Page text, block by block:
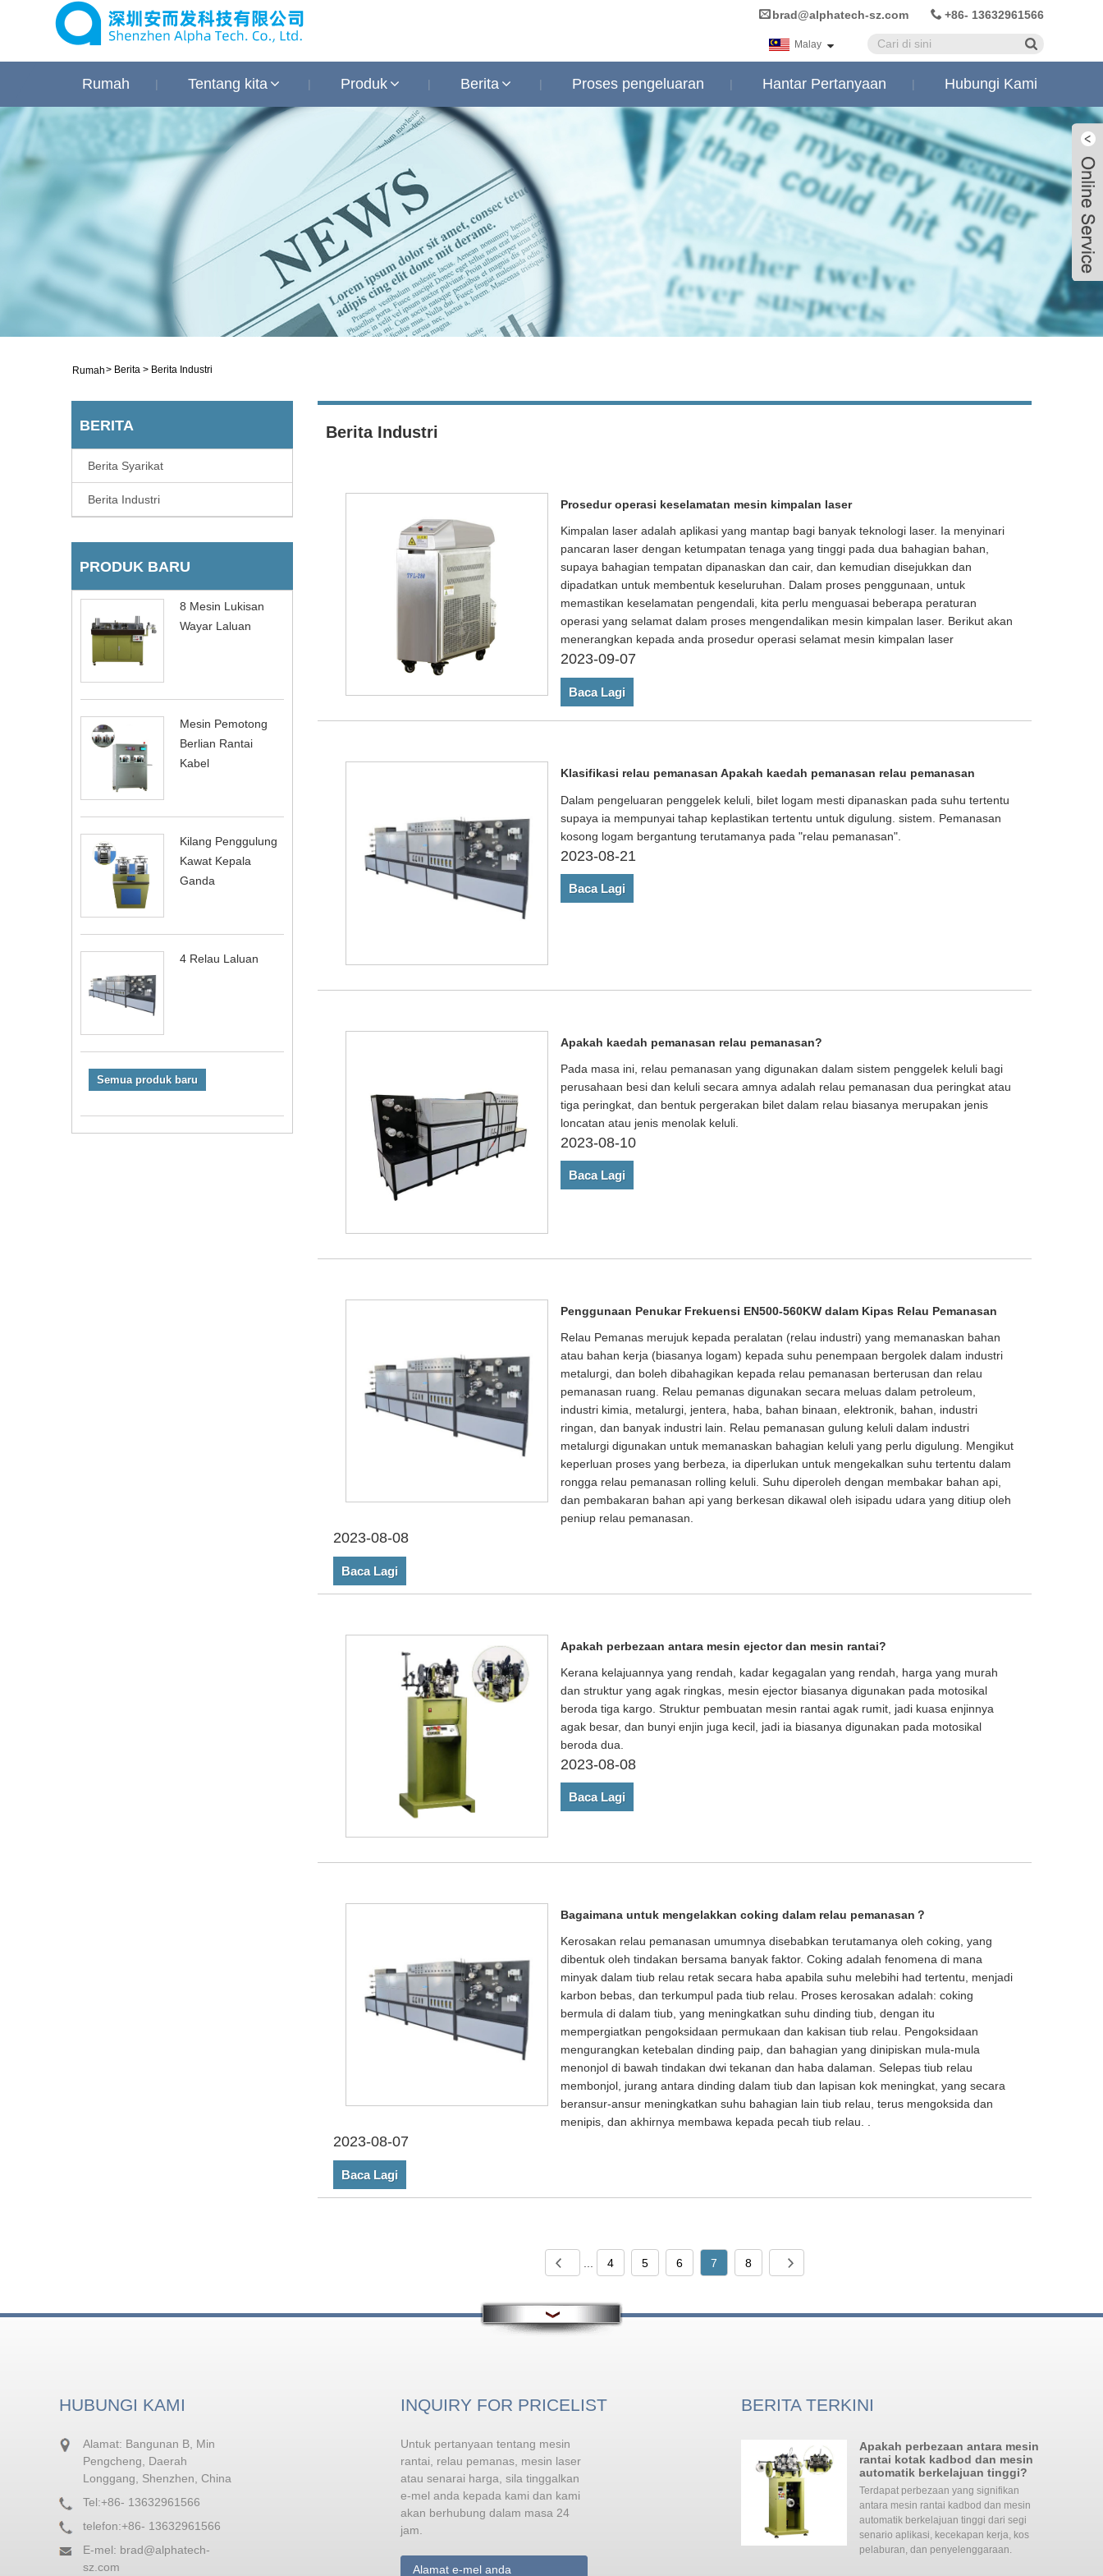
+86- 13632961566
brad@alphatech-sz.com
Malay
Rumah Tentang kita Produk Berita Proses pengeluaran Hantar Pertanyaan Hubungi Kami
Rumah> Berita > Berita Industri
BERITA
Berita Syarikat
Berita Industri
PRODUK BARU
8 Mesin Lukisan
Wayar Laluan
Mesin Pemotong
Berlian Rantai
Kabel
Kilang Penggulung
Kawat Kepala
Ganda
4 Relau Laluan
Semua produk baru
Berita Industri
Prosedur operasi keselamatan mesin kimpalan laser
Kimpalan laser adalah aplikasi yang mantap bagi banyak teknologi laser. Ia menyinari
pancaran laser dengan ketumpatan tenaga yang tinggi pada dua bahagian bahan,
supaya bahagian tempatan dipanaskan dan cair, dan kemudian disejukkan dan
dipadatkan untuk membentuk keseluruhan. Dalam proses penggunaan, untuk
memastikan keselamatan pengendali, kita perlu menguasai beberapa peraturan
operasi yang selamat dalam proses mengendalikan mesin kimpalan laser. Berikut akan
menerangkan kepada anda prosedur operasi selamat mesin kimpalan laser
2023-09-07
Baca Lagi
Klasifikasi relau pemanasan Apakah kaedah pemanasan relau pemanasan
Dalam pengeluaran penggelek keluli, bilet logam mesti dipanaskan pada suhu tertentu
supaya ia mempunyai tahap keplastikan tertentu untuk digulung. sistem. Pemanasan
kosong logam bergantung terutamanya pada "relau pemanasan".
2023-08-21
Baca Lagi
Apakah kaedah pemanasan relau pemanasan?
Pada masa ini, relau pemanasan yang digunakan dalam sistem penggelek keluli bagi
perusahaan besi dan keluli secara amnya adalah relau pemanasan dua peringkat atau
tiga peringkat, dan bentuk pergerakan bilet dalam relau biasanya merupakan jenis
loncatan atau jenis menolak keluli.
2023-08-10
Baca Lagi
Penggunaan Penukar Frekuensi EN500-560KW dalam Kipas Relau Pemanasan
Relau Pemanas merujuk kepada peralatan (relau industri) yang memanaskan bahan
atau bahan kerja (biasanya logam) kepada suhu penempaan bergolek dalam industri
metalurgi, dan boleh dibahagikan kepada relau pemanasan berterusan dan relau
pemanasan ruang. Relau pemanas digunakan secara meluas dalam petroleum,
industri kimia, metalurgi, jentera, haba, bahan binaan, elektronik, bahan, industri
ringan, dan banyak industri lain. Relau pemanasan gulung keluli dalam industri
metalurgi digunakan untuk memanaskan bahagian keluli yang perlu digulung. Mengikut
keperluan proses yang berbeza, ia diperlukan untuk mengekalkan suhu tertentu dalam
rongga relau pemanasan rolling keluli. Suhu diperoleh dengan membakar bahan api,
dan pembakaran bahan api yang berkesan dikawal oleh isipadu udara yang ditiup oleh
peniup relau pemanasan.
2023-08-08
Baca Lagi
Apakah perbezaan antara mesin ejector dan mesin rantai?
Kerana kelajuannya yang rendah, kadar kegagalan yang rendah, harga yang murah
dan struktur yang agak ringkas, mesin ejector biasanya digunakan pada motosikal
beroda tiga kargo. Struktur pembuatan mesin rantai agak rumit, jadi kuasa enjinnya
agak besar, dan bunyi enjin juga kecil, jadi ia biasanya digunakan pada motosikal
beroda dua.
2023-08-08
Baca Lagi
Bagaimana untuk mengelakkan coking dalam relau pemanasan？
Kerosakan relau pemanasan umumnya disebabkan terutamanya oleh coking, yang
dibentuk oleh tindakan bersama banyak faktor. Coking adalah fenomena di mana
minyak dalam tiub relau retak secara haba apabila suhu melebihi had tertentu, menjadi
karbon bebas, dan terkumpul pada tiub relau. Proses kerosakan adalah: coking
bermula di dalam tiub, yang meningkatkan suhu dinding tiub, dengan itu
mempergiatkan pengoksidaan permukaan dan kakisan tiub relau. Pengoksidaan
mengurangkan ketebalan dinding paip, dan bahagian yang dinipiskan mula-mula
menonjol di bawah tindakan dwi tekanan dan haba dalaman. Selepas tiub relau
membonjol, jurang antara dinding dalam tiub dan lapisan kok meningkat, yang secara
beransur-ansur meningkatkan suhu bahagian lain tiub relau, terus mengoksida dan
menipis, dan akhirnya membawa kepada pecah tiub relau. .
2023-08-07
Baca Lagi
4 5 6 7 8
HUBUNGI KAMI
Alamat: Bangunan B, Min
Pengcheng, Daerah
Longgang, Shenzhen, China
Tel:+86- 13632961566
telefon:+86- 13632961566
E-mel: brad@alphatech-
sz.com
INQUIRY FOR PRICELIST
Untuk pertanyaan tentang mesin
rantai, relau pemanas, mesin laser
atau senarai harga, sila tinggalkan
e-mel anda kepada kami dan kami
akan berhubung dalam masa 24
jam.
BERITA TERKINI
Prosedur operasi keselamatan
mesin kimpalan laser
Kimpalan laser adalah aplikasi yang
mantap bagi banyak teknologi laser. Ia
menyinari pancaran laser dengan
kemudian disejukkan dan dipadatkan untuk membentuk
Apakah perbezaan antara mesin
rantai kotak kadbod dan mesin
automatik berkelajuan tinggi?
Terdapat perbezaan yang signifikan
antara mesin rantai kadbod dan mesin
automatik berkelajuan tinggi dari segi
senario aplikasi, kecekapan kerja, kos
pelaburan, dan penyelenggaraan. ‌‌